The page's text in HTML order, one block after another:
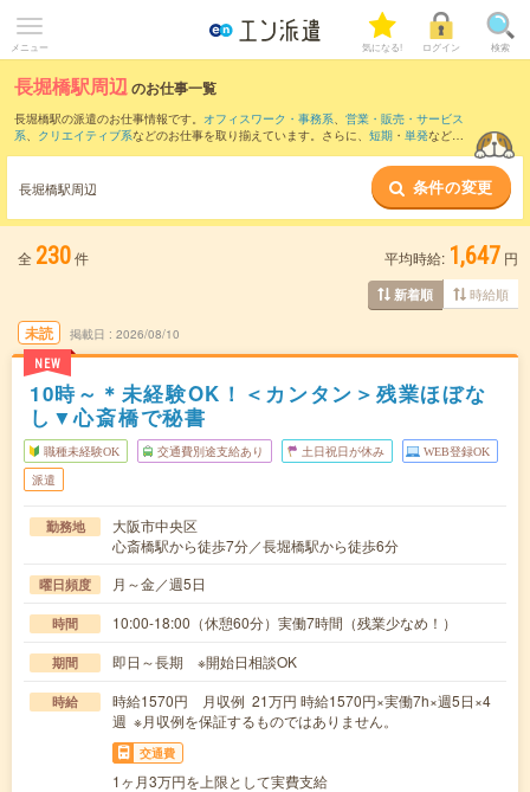
メニュー 気になる! ログイン 検索
長堀橋駅周辺のお仕事一覧
長堀橋駅の派遣のお仕事情報です。 オフィスワーク・事務系、 営業・販売・サービス
系、 クリエイティブ系などのお仕事を取り揃えています。さらに、 短期 ・ 単発などの
また、本町駅・
など近隣駅のお仕事もご
確認いただけます。
長堀橋駅周辺 条件の変更
全 230件 平均時給: 1,647 円
新着順 時給順
未読
NEW
掲載日 2026/08/10
10時～＊未経験OK！＜カンタン＞残業ほぼな
し▼心斎橋で秘書
職種未経験OK 交通費別途支給あり 土日祝日が休み WEB登録OK
派遣
勤務地
大阪市中央区
心斎橋駅から徒歩7分／長堀橋駅から徒歩6分
曜日頻度 月～金／週5日
時間 10:00-18:00（休憩60分）実働7時間（残業少なめ！）
期間 即日～長期 ※開始日相談OK
時給
時給1570円 月収例 21万円 時給1570円×実働7h×週5日×4
週 ※月収例を保証するものではありません。
交通費
1ヶ月3万円を上限として実費支給